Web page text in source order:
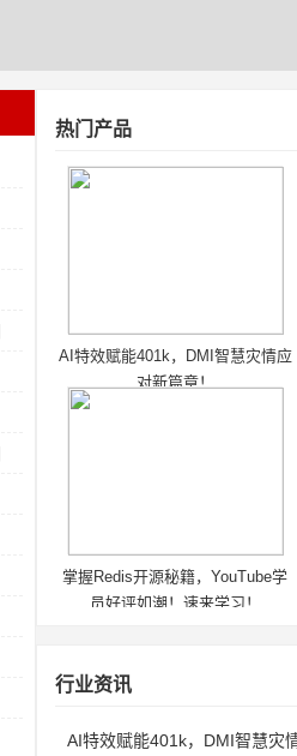
热门产品
AI特效赋能401k，DMI智慧灾情应
对新篇章！
掌握Redis开源秘籍，YouTube学
员好评如潮！速来学习！
行业资讯
AI特效赋能401k，DMI智慧灾